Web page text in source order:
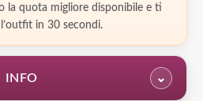
la quota migliore disponibile e ti
in 30 secondi.
INFO ⌄